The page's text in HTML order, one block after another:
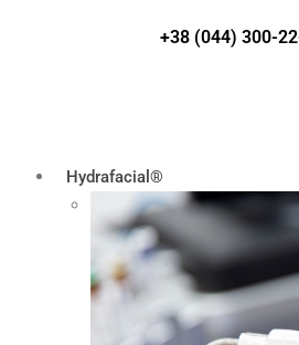
+38 (044) 300-
Hydrafacial®